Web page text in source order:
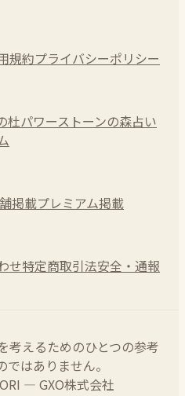
規約プライバシーポリシー
杜パワーストーンの森占い
掲載プレミアム掲載
せ特定商取引法安全・通報
考えるためのひとつの参考
はありません。
— GXO株式会社